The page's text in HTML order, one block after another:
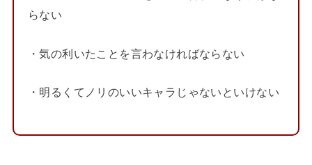
らない
・気の利いたことを言わなければならない
・明るくてノリのいいキャラじゃないといけない